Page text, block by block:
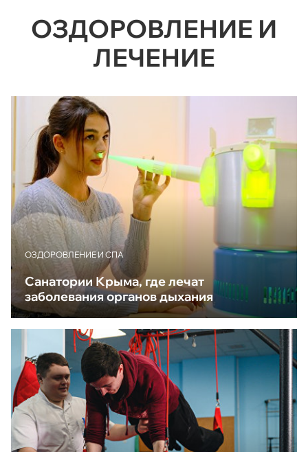
ОЗДОРОВЛЕНИЕ И
ЛЕЧЕНИЕ
ОЗДОРОВЛЕНИЕ И СПА
Санатории Крыма, где лечат
заболевания органов дыхания